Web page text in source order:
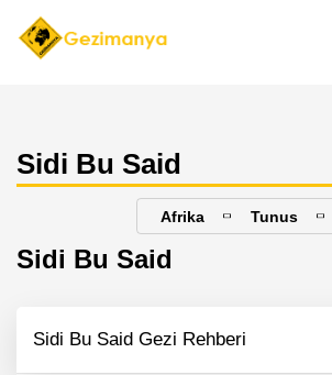
Sidi Bu Said
Afrika Tunus
Sidi Bu Said
Sidi Bu Said Gezi Rehberi